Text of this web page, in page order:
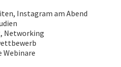
Instagram am Abend
Networking